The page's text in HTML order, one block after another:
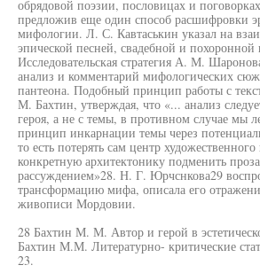
обрядовой поэзии, пословицах и
предложив еще один способ расшифровки
мифологии. Л. С. Кавтаськин указал на
эпической песней, свадебной и похоронной
Исследовательская стратегия А. М.
анализ и комментарий мифологических
пантеона. Подобный принцип работы с
М. Бахтин, утверждая, что «... анализ
героя, а не с темы, в противном случае мы
принцип инкарнации темы через
то есть потерять сам центр
конкретную архитектонику подменить
рассуждением»28. Н. Г. Юрчснкова29
трансформацию мифа, описала его
живописи Мордовии.
28 Бахтин М. М. Автор и герой в
Бахтин М.М. Литературно- критические
23.